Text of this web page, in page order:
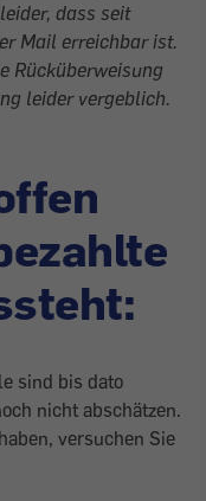
dass seit
Mail erreichbar ist.
Rücküberweisung
leider vergeblich.
sind bis dato
nicht abschätzen.
versuchen Sie